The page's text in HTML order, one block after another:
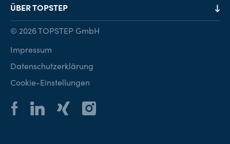
Personalsuche
ÜBER TOPSTEP
Kontakt
© 2026 TOPSTEP GmbH
Impressum
Datenschutzerklärung
Cookie-Einstellungen